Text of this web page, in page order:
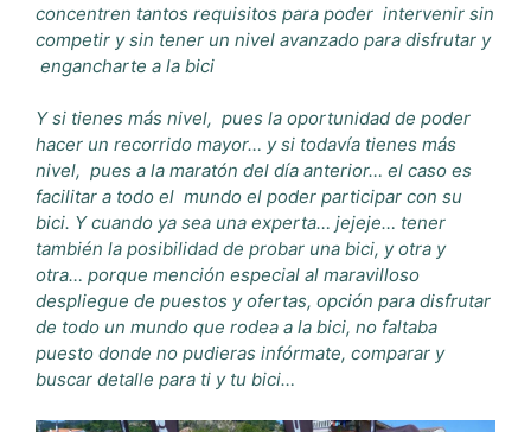
concentren tantos requisitos para poder intervenir sin
competir y sin tener un nivel avanzado para disfrutar y
engancharte a la bici
Y si tienes más nivel, pues la oportunidad de poder
hacer un recorrido mayor… y si todavía tienes más
nivel, pues a la maratón del día anterior… el caso es
facilitar a todo el mundo el poder participar con su
bici. Y cuando ya sea una experta… jejeje… tener
también la posibilidad de probar una bici, y otra y
otra… porque mención especial al maravilloso
despliegue de puestos y ofertas, opción para disfrutar
de todo un mundo que rodea a la bici, no faltaba
puesto donde no pudieras infórmate, comparar y
buscar detalle para ti y tu bici…